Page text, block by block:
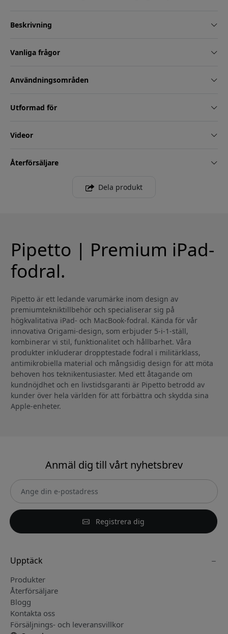
Beskrivning
Vanliga frågor
Användningsområden
Utformad för
Videor
Återförsäljare
Dela produkt
Pipetto | Premium iPad-
fodral.
Pipetto är ett ledande varumärke inom design av
premiumtekniktillbehör och specialiserar sig på
högkvalitativa iPad- och MacBook-fodral. Kända för vår
innovativa Origami-design, som erbjuder 5-i-1-ställ,
kombinerar vi stil, funktionalitet och hållbarhet. Våra
produkter inkluderar dropptestade fodral i militärklass,
antimikrobiella material och mångsidig design för att möta
behoven hos teknikentusiaster. Med ett åtagande om
kundnöjdhet och en livstidsgaranti är Pipetto betrodd av
kunder över hela världen för att förbättra och skydda sina
Apple-enheter.
Anmäl dig till vårt nyhetsbrev
Registrera dig
Upptäck
Produkter
Återförsäljare
Blogg
Kontakta oss
Försäljnings- och leveransvillkor